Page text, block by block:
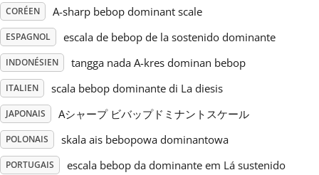
Українська
简体中文
繁體中文
CORÉEN A-sharp bebop dominant scale
ESPAGNOL escala de bebop de la sostenido dominante
INDONÉSIEN tangga nada A-kres dominan bebop
ITALIEN scala bebop dominante di La diesis
JAPONAIS Aシャープ ビバップドミナントスケール
POLONAIS skala ais bebopowa dominantowa
PORTUGAIS escala bebop da dominante em Lá sustenido